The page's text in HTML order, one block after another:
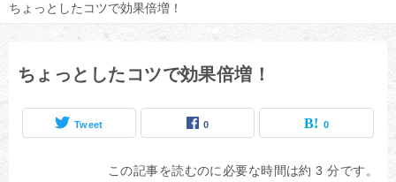
ちょっとしたコツで効果倍増！
ちょっとしたコツで効果倍増！
Tweet 0 0
この記事を読むのに必要な時間は約 3 分です。